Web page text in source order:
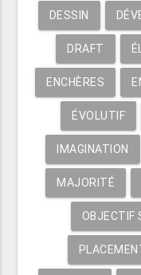
DESSIN
DRAFT
ENCHÈRES
ÉVOLUTIF
IMAGINATION
MAJORITÉ
OBJECTIF